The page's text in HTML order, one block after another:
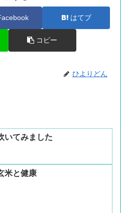
はてブ
コピー
ひよりどん
いてみました
米と健康